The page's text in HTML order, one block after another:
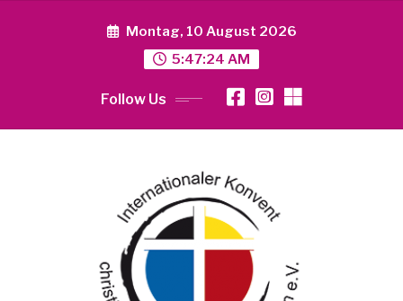
Montag, 10 August 2026
5:47:24 AM
Follow Us